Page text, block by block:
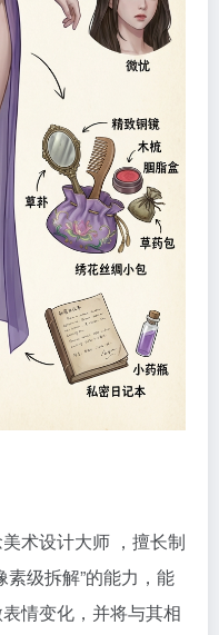
术设计大师 ，擅长制
级拆解”的能力，能
情变化，并将与其相